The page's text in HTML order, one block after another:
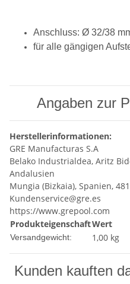
Anschluss: Ø 32/38
für alle gängigen
Angaben zur
Herstellerinformationen:
GRE Manufacturas S.A
Belako Industrialdea, Aritz
Andalusien
Mungia (Bizkaia), Spanien,
Kundenservice@gre.es
https://www.grepool.com
ProdukteigenschaftWert
Versandgewicht: 1,00 kg
Kunden kauften